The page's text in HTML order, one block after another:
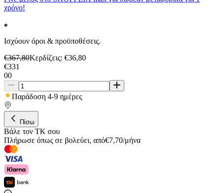
χρόνο!
Ισχύουν όροι & προϋποθέσεις.
€367,80Κερδίζεις: €36,80
€331
00
Παράδοση 4-9 ημέρες
Πίσω
Βάλε τον ΤΚ σου
Πλήρωσε όπως σε βολεύει, από€7,70/μήνα